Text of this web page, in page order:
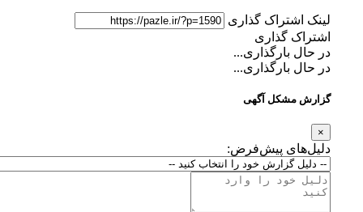
لینک اشتراک گذاری
اشتراک گذاری
در حال بارگذاری...
در حال بارگذاری...
گزارش مشکل آگهی
دلیل‌های پیش‌فرض: